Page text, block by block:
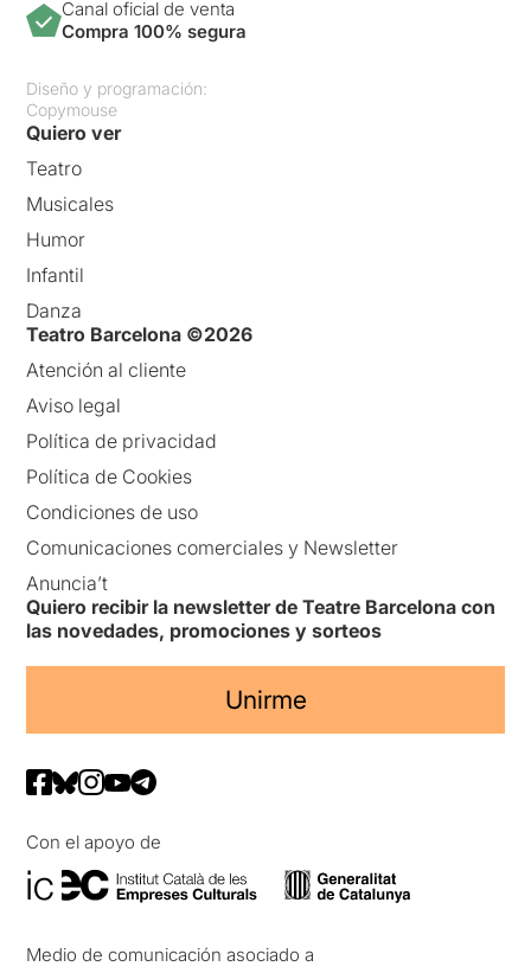
Canal oficial de venta
Compra 100% segura
Diseño y programación:
Copymouse
Quiero ver
Teatro
Musicales
Humor
Infantil
Danza
Teatro Barcelona ©2026
Atención al cliente
Aviso legal
Política de privacidad
Política de Cookies
Condiciones de uso
Comunicaciones comerciales y Newsletter
Anuncia’t
Quiero recibir la newsletter de Teatre Barcelona con
las novedades, promociones y sorteos
Unirme
Con el apoyo de
Medio de comunicación asociado a